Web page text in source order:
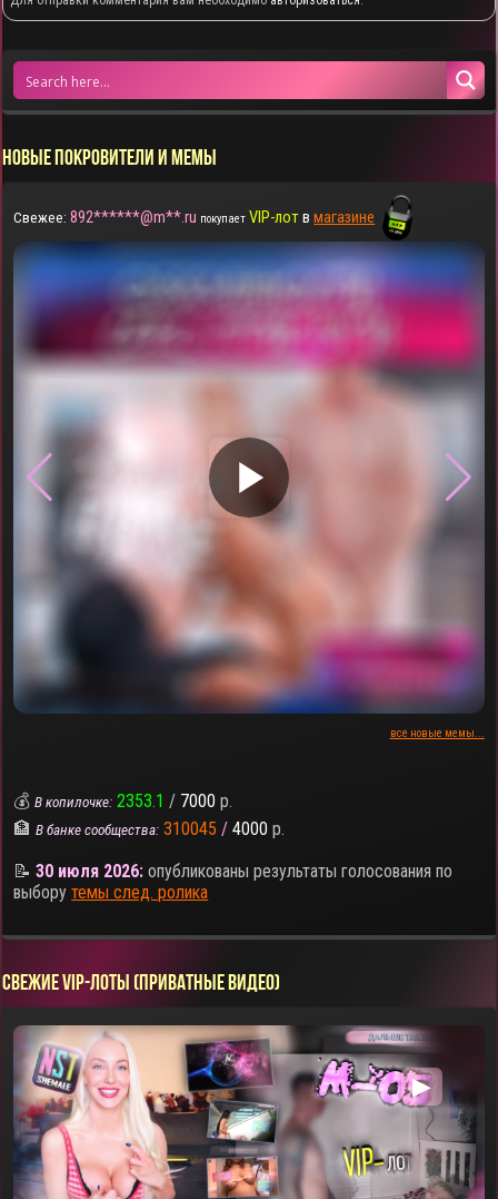
НОВЫЕ ПОКРОВИТЕЛИ И МЕМЫ
Свежее: 892******@m**.ru покупает VIP-лотвмагазине
▶
все новые мемы...
💰В копилочке: 2353.1 / 7000 р.
🏦В банке сообщества: 310045 / 4000 р.
📝30 июля 2026: опубликованы результаты голосования по
выборутемы след. ролика
СВЕЖИЕ VIP-ЛОТЫ (ПРИВАТНЫЕ ВИДЕО)
▶